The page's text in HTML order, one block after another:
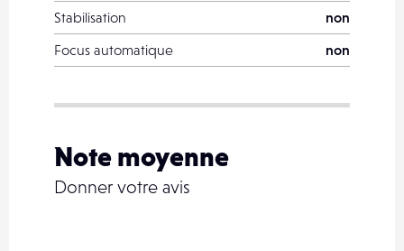
Stabilisation
non
Focus automatique
non
Note moyenne
Donner votre avis